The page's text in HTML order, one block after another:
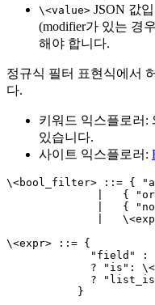
\<value> JSON 값
(modifier가 있는 경
해야 합니다.
정규식 필터 표현식에서
다.
키워드 익스플로러:
있습니다.
사이트 익스플로러:
\<bool_filter> ::= {
|   {
|   {
|
\<expr> ::= {
"field" :
? "is":
?
           }